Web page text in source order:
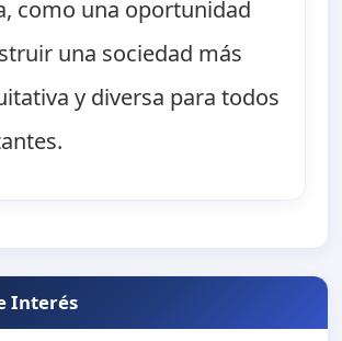
como una oportunidad
una sociedad más
y diversa para todos
Interés